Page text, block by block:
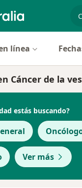
línea
Cáncer de la
estás buscando?
Ver más